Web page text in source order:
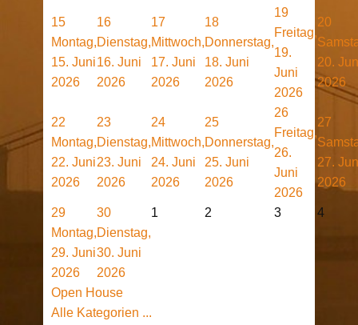
15
Montag,
15. Juni
2026
16
Dienstag,
16. Juni
2026
17
Mittwoch,
17. Juni
2026
18
Donnerstag,
18. Juni
2026
19
Freitag,
19.
Juni
2026
20
20.
2026
22
Montag,
22. Juni
2026
23
Dienstag,
23. Juni
2026
24
Mittwoch,
24. Juni
2026
25
Donnerstag,
25. Juni
2026
26
Freitag,
26.
Juni
2026
27
27.
2026
29
Montag,
29. Juni
2026
30
Dienstag,
30. Juni
2026
1 2 3 4
Open House
Alle Kategorien ...